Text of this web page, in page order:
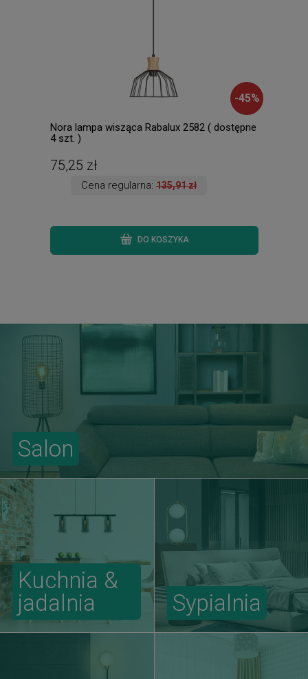
-45%
Nora lampa wisząca Rabalux 2582 ( dostępne
4 szt. )
75,25 zł
Cena regularna:135,91 zł
DO KOSZYKA
Salon
Kuchnia &
jadalnia
Sypialnia